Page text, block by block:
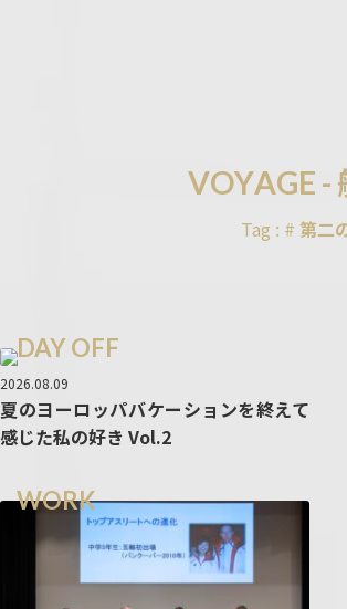
VOYAGE -
Tag : # 第二
DAY OFF
2026.08.09
夏のヨーロッパバケーションを終えて
感じた私の好き Vol.2
WORK